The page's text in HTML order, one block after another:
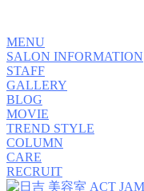
MENU
SALON INFORMATION
STAFF
GALLERY
BLOG
MOVIE
TREND STYLE
COLUMN
CARE
RECRUIT